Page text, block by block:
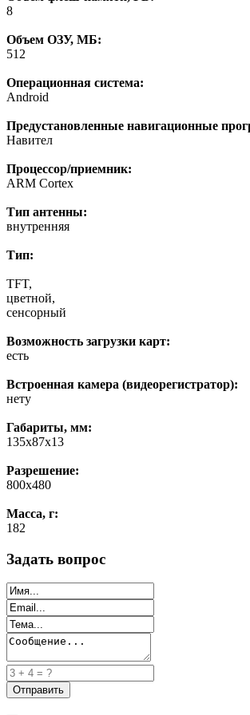
8
Объем ОЗУ, МБ:
512
Операционная система:
Android
Предустановленные навигационные
Навител
Процессор/приемник:
ARM Cortex
Тип антенны:
внутренняя
Тип:
TFT,
цветной,
сенсорный
Возможность загрузки карт:
есть
Встроенная камера (видеорегистратор):
нету
Габариты, мм:
135x87x13
Разрешение:
800х480
Масса, г:
182
Задать вопрос